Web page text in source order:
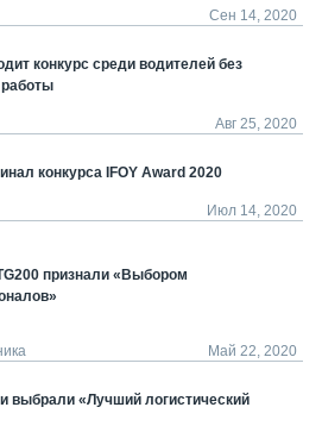
Сен 14, 2020
конкурс среди водителей без
Авг 25, 2020
конкурса IFOY Award 2020
Июл 14, 2020
признали «Выбором
Май 22, 2020
выбрали «Лучший логистический